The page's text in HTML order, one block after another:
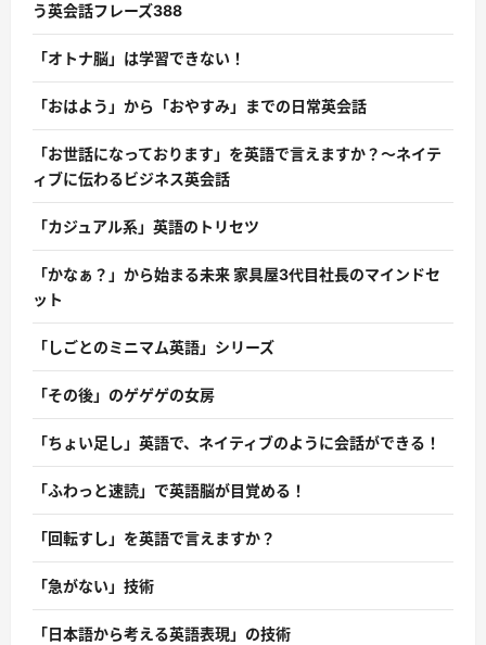
う英会話フレーズ388
「オトナ脳」は学習できない！
「おはよう」から「おやすみ」までの日常英会話
「お世話になっております」を英語で言えますか？〜ネイテ
ィブに伝わるビジネス英会話
「カジュアル系」英語のトリセツ
「かなぁ？」から始まる未来 家具屋3代目社長のマインドセ
ット
「しごとのミニマム英語」シリーズ
「その後」のゲゲゲの女房
「ちょい足し」英語で、ネイティブのように会話ができる！
「ふわっと速読」で英語脳が目覚める！
「回転すし」を英語で言えますか？
「急がない」技術
「日本語から考える英語表現」の技術